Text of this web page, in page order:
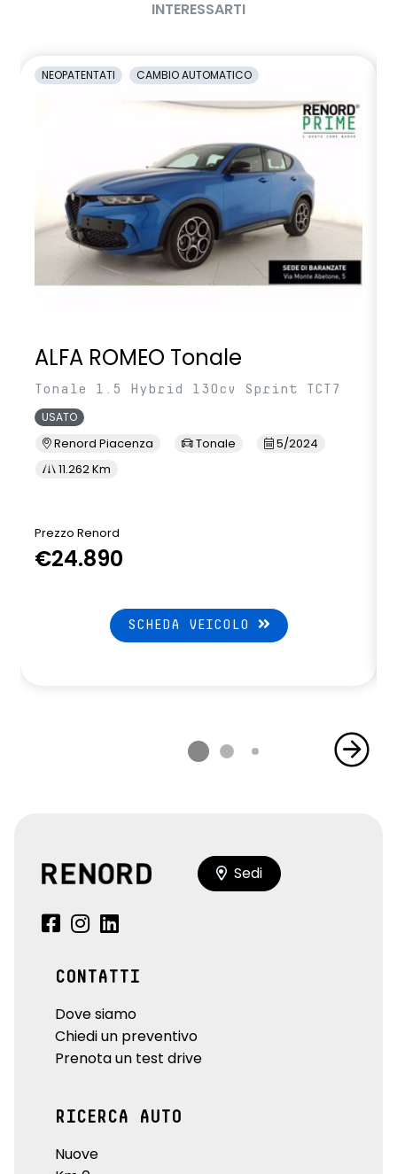
INTERESSARTI
NEOPATENTATI CAMBIO AUTOMATICO
ALFA ROMEO Tonale
Tonale 1.5 Hybrid 130cv Sprint TCT7
USATO
Renord Piacenza Tonale
5/2024
11.262 Km
Prezzo Renord
€24.890
SCHEDA VEICOLO
Sedi
CONTATTI
Dove siamo
Chiedi un preventivo
Prenota un test drive
RICERCA AUTO
Nuove